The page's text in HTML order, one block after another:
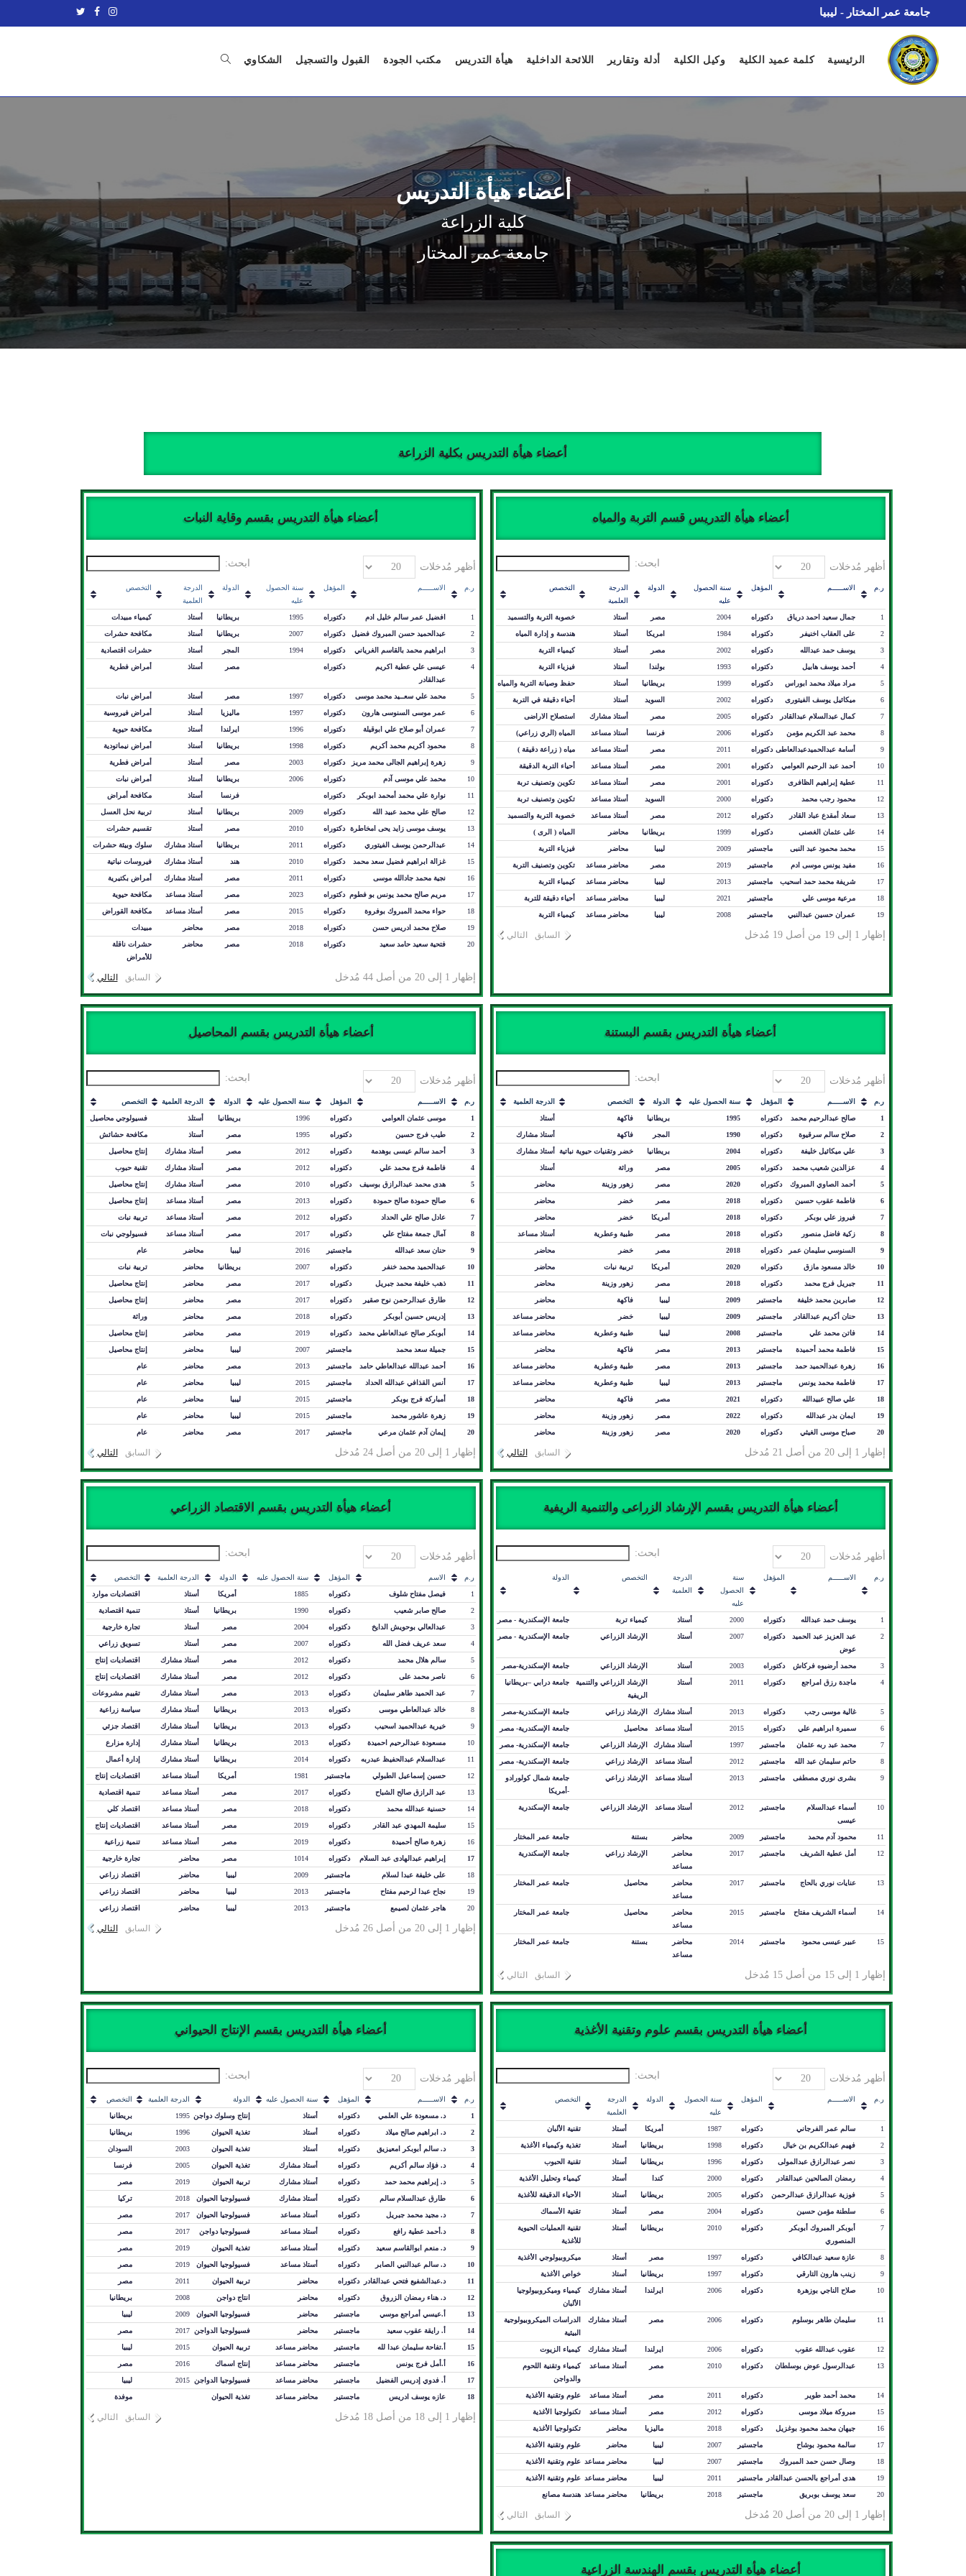
جامعة عمر المختار - ليبيا
الرئيسية كلمة عميد الكلية وكيل الكلية أدلة وتقارير اللائحة الداخلية هيأة التدريس مكتب الجودة القبول والتسجيل الشكاوي
أعضاء هيأة التدريس
كلية الزراعة
جامعة عمر المختار
أعضاء هيأة التدريس بكلية الزراعة
أعضاء هيأة التدريس قسم التربة والمياه
أظهر مُدخلات ابحث:
ر.م الاســـــم المؤهل
سنة الحصول
عليه
الدولة
الدرجة
العلمية
التخصص
1 جمال سعيد احمد درياق دكتوراه 2004 مصر أستاذ خصوبة التربة والتسميد
2 على العقاب اخنيفر دكتوراه 1984 امريكا أستاذ هندسة و إدارة المياه
3 يوسف حمد عبدالله دكتوراه 2002 مصر أستاذ كيمياء التربة
4 أحمد يوسف هابيل دكتوراه 1993 بولندا أستاذ فيزياء التربة
5 مراد ميلاد محمد ابوراس دكتوراه 1999 بريطانيا أستاذ حفظ وصيانة التربة والمياه
6 ميكائيل يوسف الفيتورى دكتوراه 2002 السويد أستاذ أحياء دقيقة في التربة
7 كمال عبدالسلام عبدالقادر دكتوراه 2005 مصر أستاذ مشارك استصلاح الاراضى
8 محمد عبد الكريم مؤمن دكتوراه 2006 فرنسا أستاذ مساعد المياه (الري زراعي)
9 أسامة عبدالحميدعبدالعاطى دكتوراه 2011 مصر أستاذ مساعد مياه ( زراعة دقيقة )
10 أحمد عبد الرحيم العوامي دكتوراه 2001 مصر أستاذ مساعد أحياء التربة الدقيقة
11 عطية إبراهيم الظافرى دكتوراه 2001 مصر أستاذ مساعد تكوين وتصنيف تربة
12 محمود رجب محمد دكتوراه 2000 السويد أستاذ مساعد تكوين وتصنيف تربة
13 سعاد أمقدع عباد القادر دكتوراه 2012 مصر أستاذ مساعد خصوبة التربة والتسميد
14 على عثمان الغصنى دكتوراه 1999 بريطانيا محاضر المياه ( الرى )
15 محمد محمود عبد النبى ماجستير 2009 ليبيا محاضر فيزياء التربة
16 مفيد يونس موسى ادم ماجستير 2019 مصر محاضر مساعد تكوين وتصنيف التربة
17 شريفة محمد حمد اسحيب ماجستير 2013 ليبيا محاضر مساعد كيمياء التربة
18 مرعية موسى علي ماجستير 2021 ليبيا محاضر مساعد أحياء دقيقة للتربة
19 عمران حسين عبدالنبي ماجستير 2008 ليبيا محاضر مساعد كيمياء التربة
إظهار 1 إلى 19 من أصل 19 مُدخل السابق التالي
أعضاء هيأة التدريس بقسم وقاية النبات
أظهر مُدخلات ابحث:
ر.م الاســـــم المؤهل
سنة الحصول
عليه
الدولة
الدرجة
العلمية
التخصص
1 افضيل عمر سالم خليل ادم دكتوراه 1995 بريطانيا أستاذ كيمياء مبيدات
2 عبدالحميد حسن المبروك فضيل دكتوراه 2007 بريطانيا أستاذ مكافحة حشرات
3 ابراهيم محمد بالقاسم الغرياني دكتوراه 1994 المجر أستاذ حشرات اقتصادية
4
عيسى علي عطية اكريم
عبدالقادر
دكتوراه مصر أستاذ أمراض فطرية
5 محمد علي سعــيد محمد موسى دكتوراه 1997 مصر أستاذ أمراض نبات
6 عمر موسى السنوسى هارون دكتوراه 1997 ماليزيا أستاذ أمراض فيروسية
7 عمران أبو صلاح علي ابوقيلة دكتوراه 1996 ايرلندا أستاذ مكافحة حيوية
8 محمود أكريم محمد أكريم دكتوراه 1998 بريطانيا أستاذ أمراض نيماتودية
9 زهرة إبراهيم الجالى محمد مريز دكتوراه 2003 مصر أستاذ أمراض فطرية
10 محمد علي موسى آدم دكتوراه 2006 بريطانيا أستاذ أمراض نبات
11 نوارة علي محمد أمحمد ابوبكر دكتوراه فرنسا أستاذ مكافحة أمراض
12 صالح علي محمد عبيد الله دكتوراه 2009 بريطانيا أستاذ تربية نحل العسل
13 يوسف موسى زايد يحى امخاطرة دكتوراه 2010 مصر أستاذ تقسيم حشرات
14 عبدالرحمن يوسف الفيتوري دكتوراه 2011 بريطانيا أستاذ مشارك سلوك وبيئة حشرات
15 غزالة ابراهيم فضيل سعد محمد دكتوراه 2010 هند أستاذ مشارك فيروسات نباتية
16 نجية محمد جادالله موسى دكتوراه 2011 مصر أستاذ مشارك أمراض بكتيرية
17 مريم صالح محمد يونس بو فطوم دكتوراه 2023 مصر أستاذ مساعد مكافحة حيوية
18 حواء محمد المبروك بوفروة دكتوراه 2015 مصر أستاذ مساعد مكافحة القوراض
19 صلاح محمد ادريس حسن دكتوراه 2018 مصر محاضر مبيدات
20 فتحية سعيد حامد سعيد دكتوراه 2018 مصر محاضر
حشرات ناقلة
للأمراض
إظهار 1 إلى 20 من أصل 44 مُدخل السابق التالي
أعضاء هيأة التدريس بقسم البستنة
أظهر مُدخلات ابحث:
ر.م الاســـــم المؤهل سنة الحصول عليه الدولة التخصص الدرجة العلمية
1 صالح عبدالرحيم محمد دكتوراه 1995 بريطانيا فاكهة أستاذ
2 صلاح سالم سرقيوة دكتوراه 1990 المجر فاكهة أستاذ مشارك
3 علي ميكائيل خليفة دكتوراه 2004 بريطانيا خضر وتقنيات حيوية نباتية أستاذ مشارك
4 عزالدين شعيب محمد دكتوراه 2005 مصر وراثة أستاذ
5 أحمد الصاوي المبروك دكتوراه 2020 مصر زهور وزينة محاضر
6 فاطمة عقوب حسين دكتوراه 2018 مصر خضر محاضر
7 فيروز علي بوبكر دكتوراه 2018 أمريكا خضر محاضر
8 زكية فاضل منصور دكتوراه 2018 مصر طبية وعطرية أستاذ مساعد
9 السنوسي سليمان عمر دكتوراه 2018 مصر خضر محاضر
10 خالد مسعود مازق دكتوراه 2020 أمريكا تربية نبات محاضر
11 جبريل فرج محمد دكتوراه 2018 مصر زهور وزينة محاضر
12 صابرين محمد خليفة ماجستير 2009 ليبيا فاكهة محاضر
13 حنان أكريم عبدالقادر ماجستير 2009 ليبيا خضر محاضر مساعد
14 فاتن محمد علي ماجستير 2008 ليبيا طبية وعطرية محاضر مساعد
15 فاطمة محمد أحميدة ماجستير 2013 مصر فاكهة محاضر
16 زهرة عبدالحميد حمد ماجستير 2013 مصر طبية وعطرية محاضر مساعد
17 فاطمة محمد يونس ماجستير 2013 ليبيا طبية وعطرية محاضر مساعد
18 علي صالح عبيدالله دكتوراه 2021 مصر فاكهة محاضر
19 ايمان بدر عبدالله دكتوراه 2022 مصر زهور وزينة محاضر
20 صباح موسى الغيثي دكتوراه 2020 مصر زهور وزينة محاضر
إظهار 1 إلى 20 من أصل 21 مُدخل السابق التالي
أعضاء هيأة التدريس بقسم المحاصيل
أظهر مُدخلات ابحث:
ر.م الاســـــم المؤهل سنة الحصول عليه الدولة الدرجة العلمية التخصص
1 موسى عثمان العوامي دكتوراه 1996 بريطانيا أستلذ فسيولوجي محاصيل
2 طيب فرج حسين دكتوراه 1995 مصر أستاذ مكافحة حشائش
3 أحمد سالم عيسى بوهدمة دكتوراه 2012 مصر أستاذ مشارك إنتاج محاصيل
4 فاطمة فرج محمد علي دكتوراه 2012 مصر أستاذ مشارك تقنية حبوب
5 هدى محمد عبدالرازق بوسيف دكتوراه 2010 مصر أستاذ مشارك إنتاج محاصيل
6 صالح حمودة صالح حمودة دكتوراه 2013 مصر أستاذ مساعد إنتاج محاصيل
7 عادل صالح علي الحداد دكتوراه 2012 مصر أستاذ مساعد تربية نبات
8 آمال جمعة مفتاح علي دكتوراه 2017 مصر أستاذ مساعد فسيولوجي نبات
9 حنان سعد عبدالله ماجستير 2016 ليبيا محاضر عام
10 عبدالحميد محمد خنفر دكتوراه 2007 بريطانيا محاضر تربية نبات
11 ذهب خليفة محمد جبريل دكتوراه 2017 مصر محاضر إنتاج محاصيل
12 طارق عبدالرحمن نوح صقير دكتوراه 2017 مصر محاضر إنتاج محاصيل
13 إدريس حسين أبوبكر دكتوراه 2018 مصر محاضر وراثة
14 أبوبكر صالح عبدالعاطي محمد دكتوراه 2019 مصر محاضر إنتاج محاصيل
15 جميلة سعد محمد ماجستير 2007 ليبيا محاضر إنتاج محاصيل
16 أحمد عبدالله عبدالعاطي حامد ماجستير 2013 مصر محاضر عام
17 أنس القذافي عبدالله الحداد ماجستير 2015 ليبيا محاضر عام
18 أمباركة فرج بوبكر ماجستير 2015 ليبيا محاضر عام
19 زهرة عاشور محمد ماجستير 2015 ليبيا محاضر عام
20 إيمان آدم عثمان مرعي ماجستير 2017 مصر محاضر عام
إظهار 1 إلى 20 من أصل 24 مُدخل السابق التالي
أعضاء هيأة التدريس بقسم الإرشاد الزراعى والتنمية الريفية
أظهر مُدخلات ابحث:
ر.م الاســـــم المؤهل
سنة
الحصول
عليه
الدرجة
العلمية
التخصص الدولة
1 يوسف حمد عبدالله دكتوراه 2000 أستاذ كيمياء تربة جامعة الإسكندرية - مصر
2
عبد العزيز عبد الحميد
عوض
دكتوراه 2007 أستاذ الإرشاد الزراعي جامعة الإسكندرية - مصر
3 محمد أرضيوه فركاش دكتوراه 2003 أستاذ الإرشاد الزراعي جامعة الإسكندرية-مصر
4 ماجدة رزق امراجع دكتوراه 2011 أستاذ
الإرشاد الزراعي والتنمية
الريفية
جامعة درابي –بريطانيا
5 غالية موسى رجب دكتوراه 2013 أستاذ مشارك الإرشاد زراعي جامعة الإسكندرية-مصر
6 سميرة ابراهيم علي دكتوراه 2015 أستاذ مساعد محاصيل جامعة الإسكندرية- مصر
7 محمد عبد ربه عثمان ماجستير 1997 أستاذ مشارك الإرشاد الزراعي جامعة الإسكندرية- مصر
8 حاتم سليمان عبد الله ماجستير 2012 أستاذ مساعد الإرشاد زراعي جامعة الإسكندرية- مصر
9 بشرى نوري مصطفى ماجستير 2013 أستاذ مساعد الإرشاد زراعي
جامعة شمال كولورادو
-أمريكا
10
أسماء عبدالسلام
عيسى
ماجستير 2012 أستاذ مساعد الإرشاد الزراعي جامعة الإسكندرية
11 محمود آدم محمد ماجستير 2009 محاضر بستنة جامعة عمر المختار
12 أمل عطية الشريف ماجستير 2017
محاضر
مساعد
الإرشاد زراعي جامعة الإسكندرية
13 عنايات نوري بالحاج ماجستير 2017
محاضر
مساعد
محاصيل جامعة عمر المختار
14 أسماء الشريف مفتاح ماجستير 2015
محاضر
مساعد
محاصيل جامعة عمر المختار
15 عبير عيسى محمود ماجستير 2014
محاضر
مساعد
بستنة جامعة عمر المختار
إظهار 1 إلى 15 من أصل 15 مُدخل السابق التالي
أعضاء هيأة التدريس بقسم الاقتصاد الزراعي
أظهر مُدخلات ابحث:
ر.م الاسم المؤهل سنة الحصول عليه الدولة الدرجة العلمية التخصص
1 فيصل مفتاح شلوف دكتوراه 1885 أمريكا أستاذ اقتصاديات موارد
2 صالح صابر شعيب دكتوراه 1990 بريطانيا أستاذ تنمية اقتصادية
3 عبدالعالي بوحويش الدايخ دكتوراه 2004 مصر أستاذ تجارة خارجية
4 سعد عريف فضل الله دكتوراه 2007 مصر أستاذ تسويق زراعي
5 سالم هلال محمد دكتوراه 2012 مصر أستاذ مشارك اقتصاديات إنتاج
6 ناصر محمد على دكتوراه 2012 مصر أستاذ مشارك اقتصاديات إنتاج
7 عبد الحميد طاهر سليمان دكتوراه 2013 مصر أستاذ مشارك تقييم مشروعات
8 خالد عبدالعاطي موسى دكتوراه 2013 بريطانيا أستاذ مشارك سياسة زراعية
9 خيرية عبدالحميد اسحيب دكتوراه 2013 بريطانيا أستاذ مشارك اقتصاد جزئي
10 مسعودة عبدالرحيم احميدة دكتوراه 2013 بريطانيا أستاذ مشارك إدارة مزارع
11 عبدالسلام عبدالحفيظ عبدربه دكتوراه 2014 بريطانيا أستاذ مشارك إدارة أعمال
12 حسين إسماعيل الطبولي ماجستير 1981 أمريكا أستاذ مساعد اقتصاديات إنتاج
13 عبد الرازق صالح الشباح دكتوراه 2017 مصر أستاذ مساعد تنمية اقتصادية
14 حسنية عبدالله محمد دكتوراه 2018 مصر أستاذ مساعد اقتصاد كلي
15 سليمة المهدي عبد القادر دكتوراه 2019 مصر أستاذ مساعد اقتصاديات إنتاج
16 زهرة صالح أحميدة دكتوراه 2019 مصر أستاذ مساعد تنمية زراعية
17 إبراهيم عبدالهادى عبد السلام دكتوراه 1014 مصر محاضر تجارة خارجية
18 على خليفة عبدا لسلام ماجستير 2009 ليبيا محاضر اقتصاد زراعي
19 نجاح عبدا لرحيم مفتاح ماجستير 2013 ليبيا محاضر اقتصاد زراعي
20 هاجر عثمان لصيمع ماجستير 2013 ليبيا محاضر اقتصاد زراعي
إظهار 1 إلى 20 من أصل 26 مُدخل السابق التالي
أعضاء هيأة التدريس بقسم علوم وتقنية الأغذية
أظهر مُدخلات ابحث:
ر.م الاســـــم المؤهل
سنة الحصول
عليه
الدولة
الدرجة
العلمية
التخصص
1 سالم عمر الفرجاني دكتوراه 1987 أمريكا أستاذ تقنية الألبان
2 فهيم عبدالكريم بن خيال دكتوراه 1998 بريطانيا أستاذ تغذية وكيمياء الأغذية
3 نصر عبدالرازق عبدالمولى دكتوراه 1996 بريطانيا أستاذ تقنية الحبوب
4 رمضان الصالحين عبدالقادر دكتوراه 2000 كندا أستاذ كيمياء وتحليل الأغذية
5 فوزية عبدالرازق عبدالرحمن دكتوراه 2005 بريطانيا أستاذ الأحياء الدقيقة للأغذية
6 سلطنة مؤمن حسين دكتوراه 2004 مصر أستاذ تقنية الأسماك
7
أبوبكر المبروك أبوبكر
المنصوري
دكتوراه 2010 بريطانيا أستاذ
تقنية العمليات الحيوية
للأغذية
8 عازة سعيد عبدالكافي دكتوراه 1997 مصر أستاذ ميكروبيولوجي الأغذية
9 زينب هارون التارقي دكتوراه 1997 بريطانيا أستاذ خواص الأغذية
10 صلاح الناجي بوزهرة دكتوراه 2006 ايرلندا أستاذ مشارك
كيمياء وميكروبيولوجيا
الألبان
11 سليمان طاهر بوسلوم دكتوراه 2006 مصر أستاذ مشارك
الدراسات الميكروبيولوجية
البيئية
12 عقوب عبدالله عقوب دكتوراه 2006 ايرلندا أستاذ مشارك كيمياء الزيوت
13 عبدالرسول عوض بوسلطان دكتوراه 2010 مصر أستاذ مساعد
كيمياء وتقنية اللحوم
والدواجن
14 محمد أحمد طوير دكتوراه 2011 مصر أستاذ مساعد علوم وتقنية الأغذية
15 مبروكة ميلاد موسى دكتوراه 2012 مصر أستاذ مساعد تكنولوجيا الأغذية
16 جيهان محمد محمود بوغزيل دكتوراه 2018 ماليزيا محاضر تكنولوجيا الأغذية
17 سالمة محمود بوشاح ماجستير 2007 ليبيا محاضر علوم وتقنية الأغذية
18 وصال حسن حمد المبروك ماجستير 2007 ليبيا محاضر مساعد علوم وتقنية الأغذية
19 هدى أمراجع بالحسن عبدالقادر ماجستير 2011 ليبيا محاضر مساعد علوم وتقنية الأغذية
20 سعد يوسف بوبريق ماجستير 2018 بريطانيا محاضر مساعد هندسة مصانع
إظهار 1 إلى 20 من أصل 20 مُدخل السابق التالي
أعضاء هيأة التدريس بقسم الإنتاج الحيواني
أظهر مُدخلات ابحث:
ر.م الاســـــم المؤهل سنة الحصول عليه الدولة الدرجة العلمية التخصص
1 د. مسعودة علي العلمي دكتوراه أستاذ إنتاج وسلوك دواجن 1995 بريطانيا
2 د. ابراهيم صالح ميلاد دكتوراه أستاذ تغذية الحيوان 1996 بريطانيا
3 د. سالم أبوبكر امعيزيق دكتوراه أستاذ تغذية الحيوان 2003 السودان
4 د. فؤاد سالم أكريم دكتوراه أستاذ مشارك تغذية الحيوان 2005 فرنسا
5 د. إبراهيم محمد حمد دكتوراه أستاذ مشارك تربية الحيوان 2019 مصر
6 طارق عبدالسلام سالم دكتوراه أستاذ مشارك فسيولوجيا الحيوان 2018 تركيا
7 د. مجيد محمد جبريل دكتوراه أستاذ مساعد فسيولوجيا الحيوان 2017 مصر
8 د.أحمد عطية رافع دكتوراه أستاذ مساعد فسيولوجيا دواجن 2017 مصر
9 د. منعم ابوالقاسم سعيد دكتوراه أستاذ مساعد تغذية الحيوان 2019 مصر
10 د. سالم عبدالنبي الصابر دكتوراه أستاذ مساعد فسيولوجيا الحيوان 2019 مصر
11 د.عبدالشفيع فتحي عبدالقادر دكتوراه محاضر تربية الحيوان 2011 مصر
12 د. هناء رمضان الزروق دكتوراه محاضر انتاج دواجن 2008 بريطانيا
13 أ.عيسي أمراجع موسي ماجستير محاضر فسيولوجيا الحيوان 2009 ليبيا
14 أ. رايقة عقوب سعيد ماجستير محاضر فسيولوجيا الدواجن 2017 مصر
15 أ.تفاحة سليمان عبدا لله ماجستير محاضر مساعد تربية الحيوان 2015 ليبيا
16 أ.أمل فرج يونس ماجستير محاضر مساعد إنتاج اسماك 2016 مصر
17 أ. فدوي إدريس الفضيل ماجستير محاضر مساعد فسيولوجيا الدواجن 2015 ليبيا
18 عازه يوسف ادريس ماجستير محاضر مساعد تغذية الحيوان موفدة
إظهار 1 إلى 18 من أصل 18 مُدخل السابق التالي
أعضاء هيأة التدريس بقسم الهندسة الزراعية